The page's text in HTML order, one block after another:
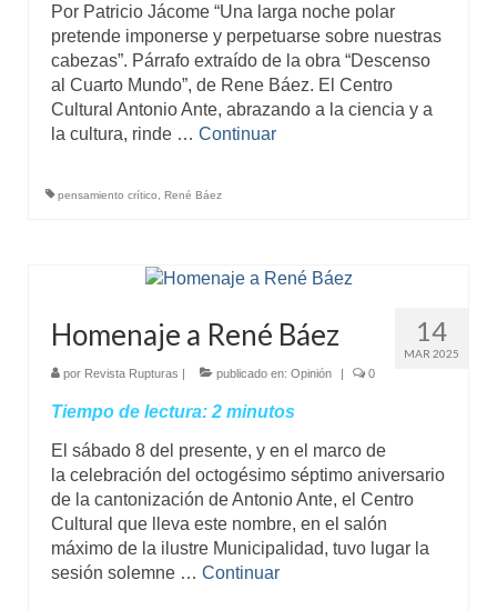
Por Patricio Jácome “Una larga noche polar
pretende imponerse y perpetuarse sobre nuestras
cabezas”. Párrafo extraído de la obra “Descenso
al Cuarto Mundo”, de Rene Báez. El Centro
Cultural Antonio Ante, abrazando a la ciencia y a
la cultura, rinde … Continuar
pensamiento crítico René Báez
14
MAR 2025
Homenaje a René Báez
por Revista Rupturas | publicado en: Opinión | 0
Tiempo de lectura: 2 minutos
El sábado 8 del presente, y en el marco de
la celebración del octogésimo séptimo aniversario
de la cantonización de Antonio Ante, el Centro
Cultural que lleva este nombre, en el salón
máximo de la ilustre Municipalidad, tuvo lugar la
sesión solemne … Continuar